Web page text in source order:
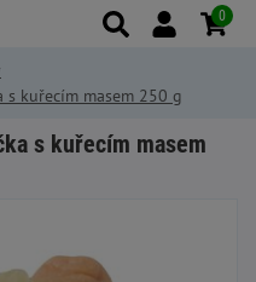
kuřecím masem 250 g
s kuřecím masem
0